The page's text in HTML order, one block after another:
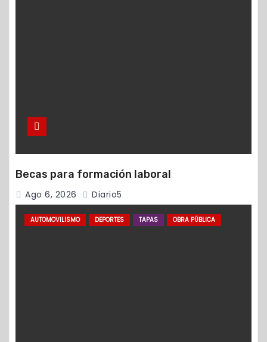
Becas para formación laboral
Ago 6, 2026 Diario5
AUTOMOVILISMO DEPORTES TAPAS OBRA PÚBLICA